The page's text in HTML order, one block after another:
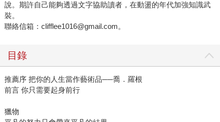
說。期許自己能夠透過文字協助讀者，在動盪的年代加強知識武
裝。
聯絡信箱：clifflee1016@gmail.com。
目錄
推薦序 把你的人生當作藝術品──喬．羅根
前言 你只需要起身前行
獵物